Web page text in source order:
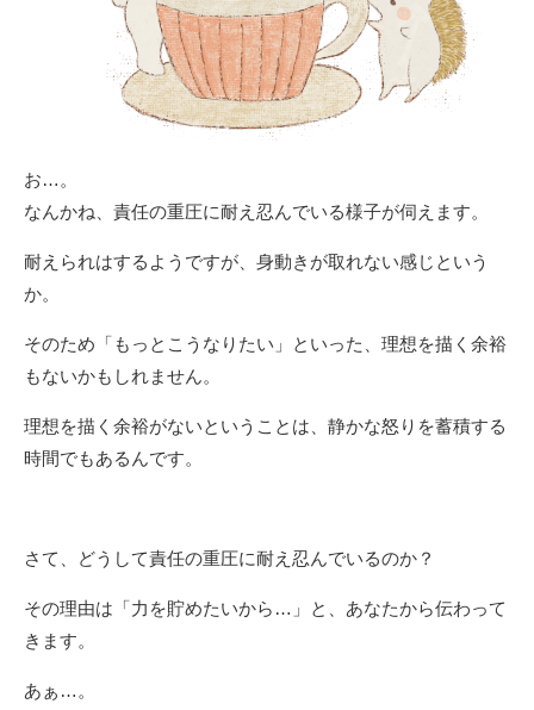
お…。
なんかね、責任の重圧に耐え忍んでいる様子が伺えます。
耐えられはするようですが、身動きが取れない感じという
か。
そのため「もっとこうなりたい」といった、理想を描く余裕
もないかもしれません。
理想を描く余裕がないということは、静かな怒りを蓄積する
時間でもあるんです。
さて、どうして責任の重圧に耐え忍んでいるのか？
その理由は「力を貯めたいから…」と、あなたから伝わって
きます。
あぁ…。